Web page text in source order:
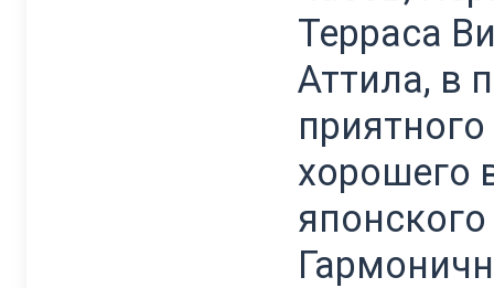
Терраса
Аттила, в
хорошего